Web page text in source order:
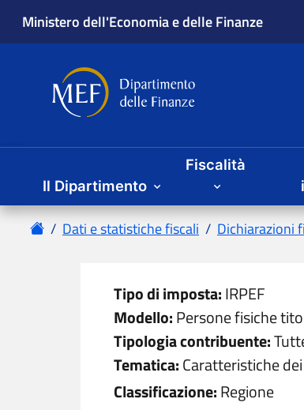
Ministero dell'Economia e delle Finanze
Dipartimento delle
Menu principale
Il Dipartimento
Fiscalità
HomeDati e statistiche fiscali Dichiarazioni
Tipo di imposta:IRPEF
Modello:Persone fisiche
Tipologia contribuente:
Tematica:Caratteristiche
Classificazione:Regione